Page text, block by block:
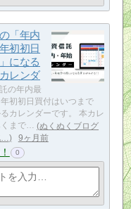
「年内
初初日
になる
レンダ
の年内最
初初日買付はいつまで
カレンダーです。 本カレ
くまで…
ぬくぬくブログ
9ヶ月前
0